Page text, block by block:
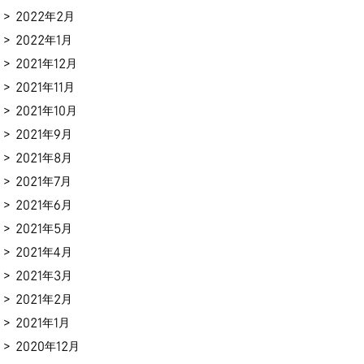
2022年2月
2022年1月
2021年12月
2021年11月
2021年10月
2021年9月
2021年8月
2021年7月
2021年6月
2021年5月
2021年4月
2021年3月
2021年2月
2021年1月
2020年12月